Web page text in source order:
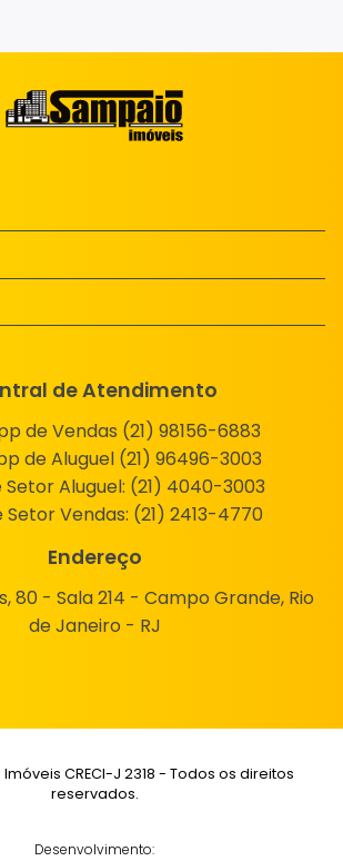
de Atendimento
de Vendas (21) 98156-6883
de Aluguel (21) 96496-3003
Aluguel: (21) 4040-3003
Setor Vendas: (21) 2413-4770
Endereço
80 - Sala 214 - Campo Grande, Rio
de Janeiro - RJ
CRECI-J 2318 - Todos os direitos
reservados.
Desenvolvimento: